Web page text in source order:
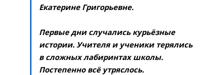
Екатерине Григорьевне.
Первые дни случались курьёзные
истории. Учителя и ученики терялись
в сложных лабиринтах школы.
Постепенно всё утряслось.